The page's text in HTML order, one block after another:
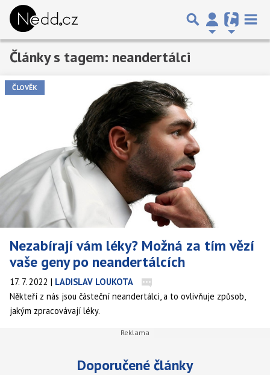
Články s tagem: neandertálci
ČLOVĚK
Nezabírají vám léky? Možná za tím vězí
vaše geny po neandertálcích
17. 7. 2022 | LADISLAV LOUKOTA
Někteří z nás jsou částeční neandertálci, a to ovlivňuje způsob,
jakým zpracovávají léky.
Předchozí
Doporučené články